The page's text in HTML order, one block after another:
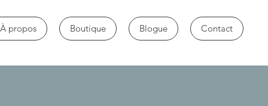
À propos Boutique Blogue Contact